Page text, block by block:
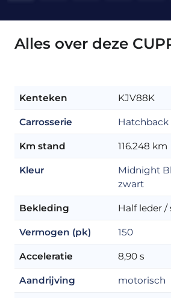
Alles over deze
Kenteken KJV88K
Carrosserie Hatchback
Km stand 116.248 km
Kleur
Midnight
zwart
Bekleding Half leder /
Vermogen (pk) 150
Acceleratie 8,90 s
Aandrijving motorisch